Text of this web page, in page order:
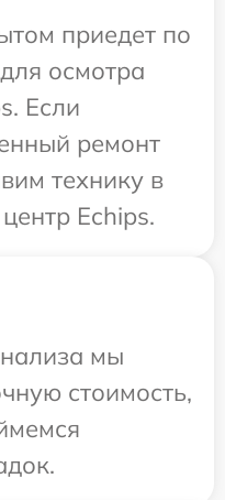
приедет по
осмотра
Если
ремонт
технику в
Echips.
мы
стоимость,